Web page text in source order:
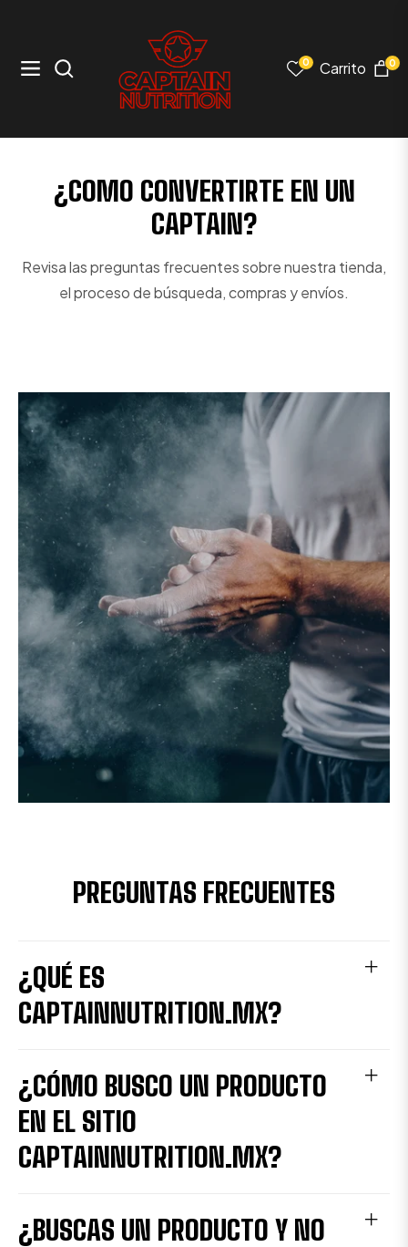
Navigation
0 Carrito 0
¿COMO CONVERTIRTE EN UN
CAPTAIN?
Revisa las preguntas frecuentes sobre nuestra tienda,
el proceso de búsqueda, compras y envíos.
PREGUNTAS FRECUENTES
¿QUÉ ES
CAPTAINNUTRITION.MX?
¿CÓMO BUSCO UN PRODUCTO
EN EL SITIO
CAPTAINNUTRITION.MX?
¿BUSCAS UN PRODUCTO Y NO